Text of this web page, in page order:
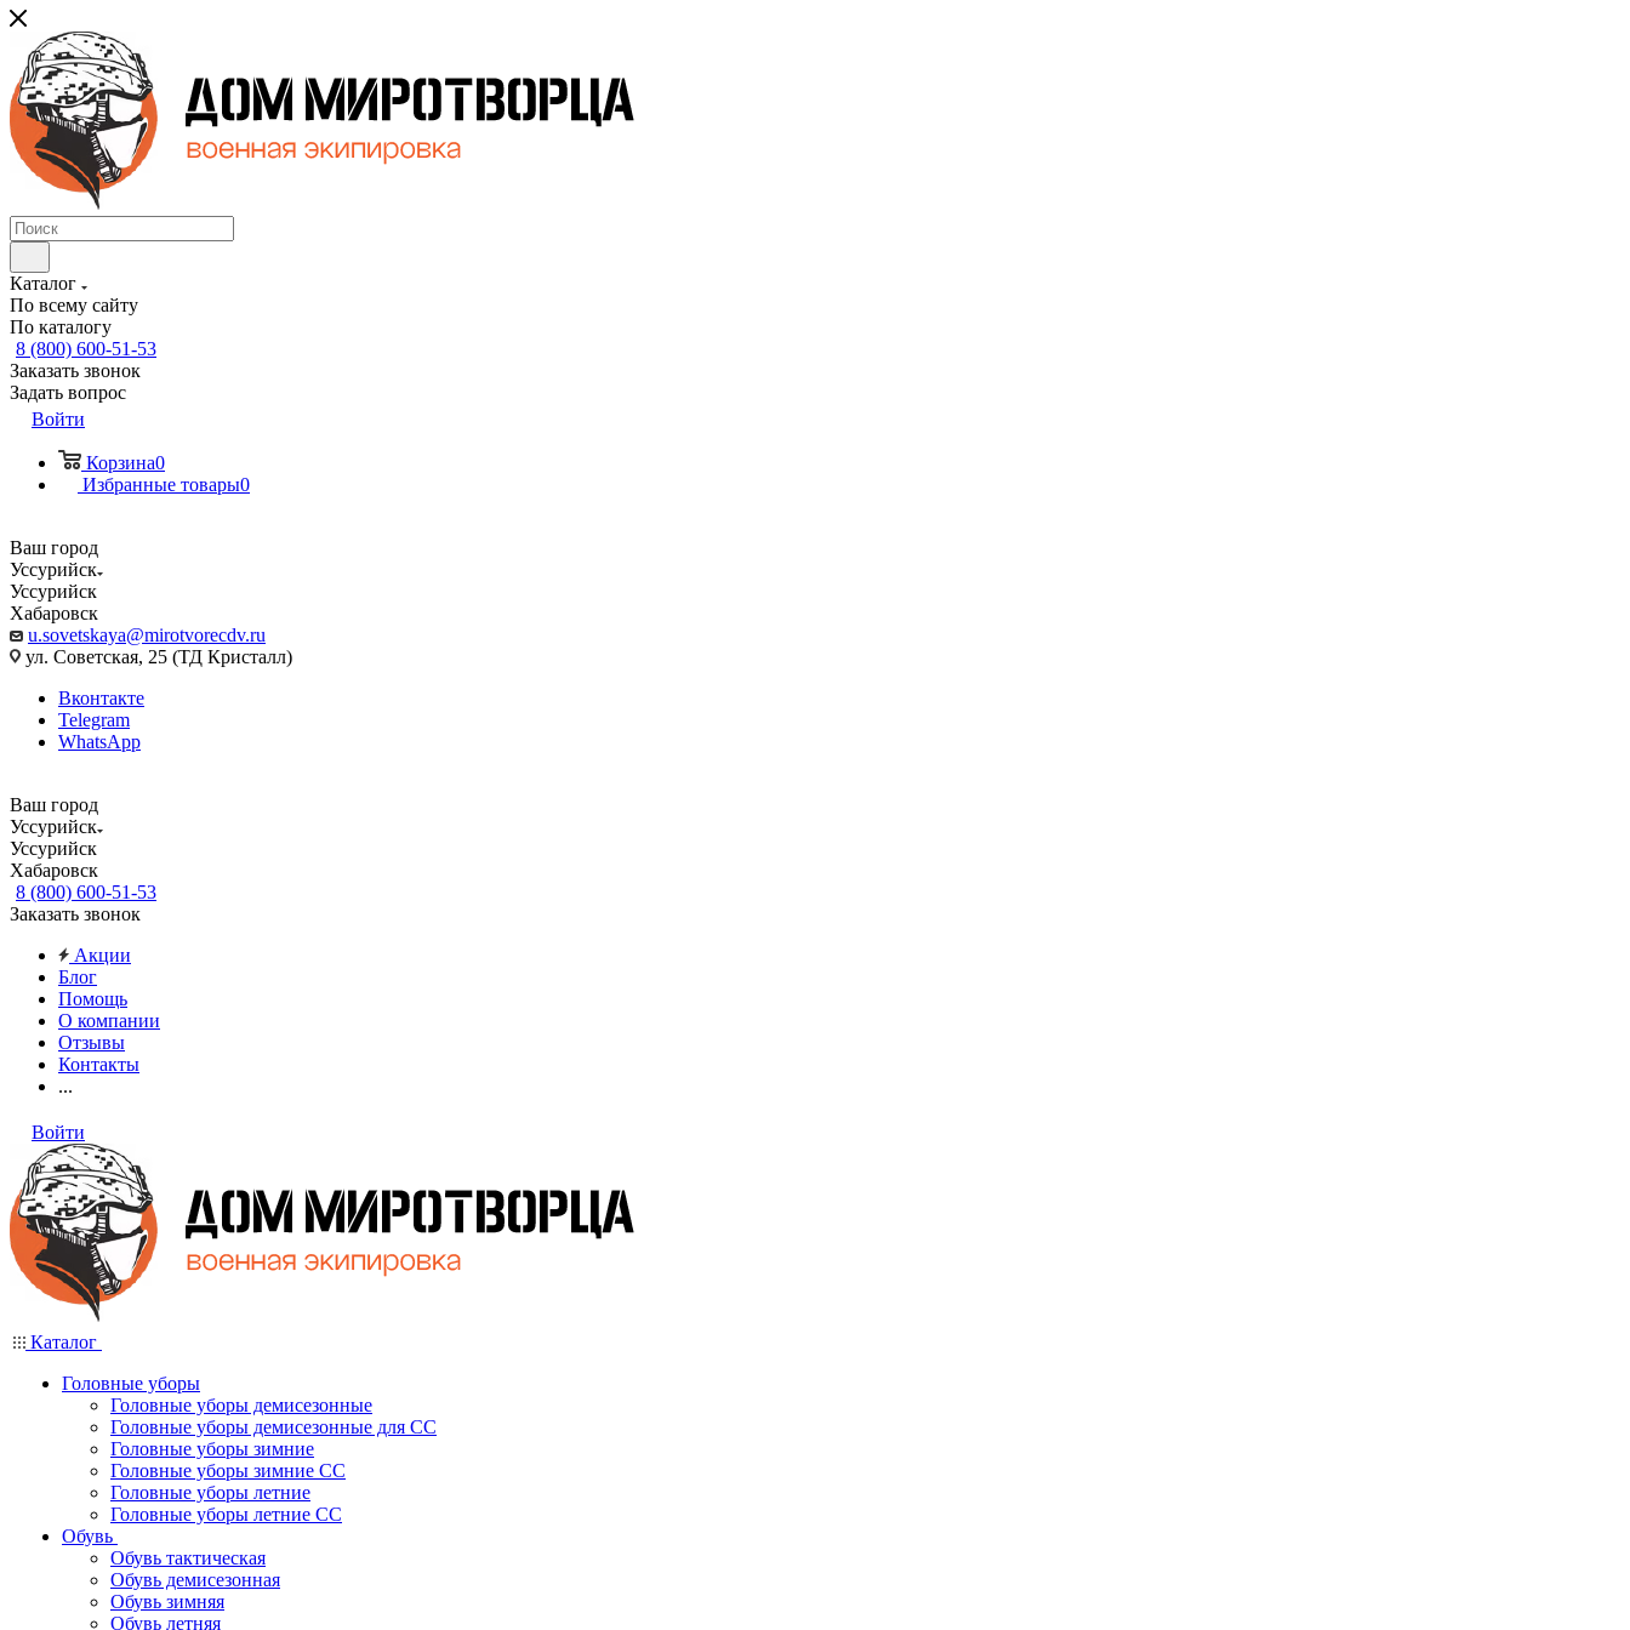
Каталог
По всему сайту
По каталогу
8 (800) 600-51-53
Заказать звонок
Задать вопрос
Войти
Корзина0
Избранные товары0
Ваш город
Уссурийск
Уссурийск
Хабаровск
u.sovetskaya@mirotvorecdv.ru
ул. Советская, 25 (ТД Кристалл)
Вконтакте
Telegram
WhatsApp
Ваш город
Уссурийск
Уссурийск
Хабаровск
8 (800) 600-51-53
Заказать звонок
Акции
Блог
Помощь
О компании
Отзывы
Контакты
...
Войти
Каталог
Головные уборы
Головные уборы демисезонные
Головные уборы демисезонные для СС
Головные уборы зимние
Головные уборы зимние СС
Головные уборы летние
Головные уборы летние СС
Обувь
Обувь тактическая
Обувь демисезонная
Обувь зимняя
Обувь летняя